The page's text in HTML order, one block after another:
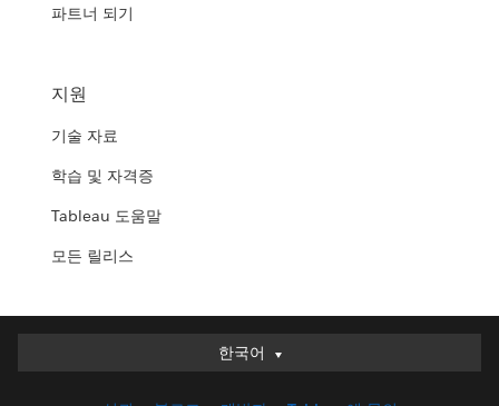
파트너 되기
지원
기술 자료
학습 및 자격증
Tableau 도움말
모든 릴리스
한국어
한국어